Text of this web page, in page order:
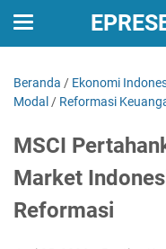
Beranda / Ekonomi
Modal / Reformasi
MSCI
Market
Reformasi